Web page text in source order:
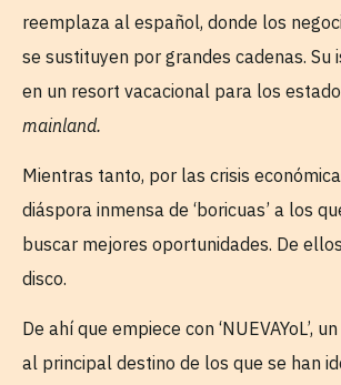
reemplaza al español, donde los
se sustituyen por grandes cadenas. Su
en un resort vacacional para los
mainland.
Mientras tanto, por las crisis
diáspora inmensa de ‘boricuas’ a los
buscar mejores oportunidades. De
disco.
De ahí que empiece con ‘NUEVAYoL’,
al principal destino de los que se han